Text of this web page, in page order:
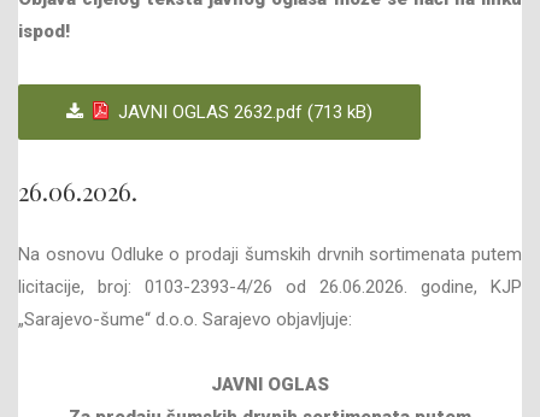
ispod!
JAVNI OGLAS 2632.pdf (713 kB)
26.06.2026.
Na osnovu Odluke o prodaji šumskih drvnih sortimenata putem
licitacije, broj: 0103-2393-4/26 od 26.06.2026. godine, KJP
„Sarajevo-šume“ d.o.o. Sarajevo objavljuje:
JAVNI OGLAS